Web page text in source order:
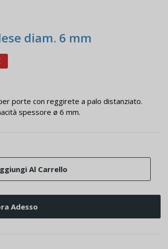
diam. 6 mm
porte con reggirete a palo distanziato.
spessore ø 6 mm.
Al Carrello
Adesso